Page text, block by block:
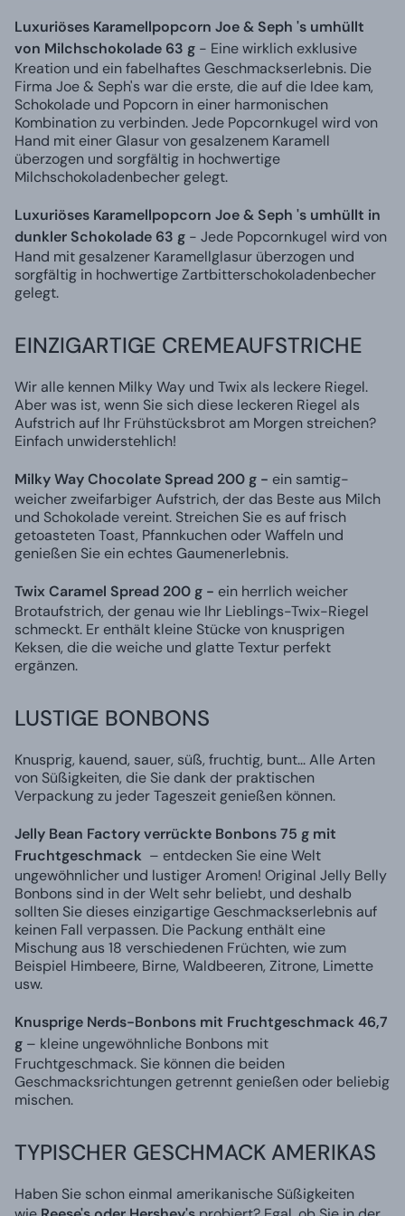
Luxuriöses Karamellpopcorn Joe & Seph 's umhüllt
von Milchschokolade 63 g - Eine wirklich exklusive
Kreation und ein fabelhaftes Geschmackserlebnis. Die
Firma Joe & Seph's war die erste, die auf die Idee kam,
Schokolade und Popcorn in einer harmonischen
Kombination zu verbinden. Jede Popcornkugel wird von
Hand mit einer Glasur von gesalzenem Karamell
überzogen und sorgfältig in hochwertige
Milchschokoladenbecher gelegt.
Luxuriöses Karamellpopcorn Joe & Seph 's umhüllt in
dunkler Schokolade 63 g - Jede Popcornkugel wird von
Hand mit gesalzener Karamellglasur überzogen und
sorgfältig in hochwertige Zartbitterschokoladenbecher
gelegt.
EINZIGARTIGE CREMEAUFSTRICHE
Wir alle kennen Milky Way und Twix als leckere Riegel.
Aber was ist, wenn Sie sich diese leckeren Riegel als
Aufstrich auf Ihr Frühstücksbrot am Morgen streichen?
Einfach unwiderstehlich!
Milky Way Chocolate Spread 200 g - ein samtig-
weicher zweifarbiger Aufstrich, der das Beste aus Milch
und Schokolade vereint. Streichen Sie es auf frisch
getoasteten Toast, Pfannkuchen oder Waffeln und
genießen Sie ein echtes Gaumenerlebnis.
Twix Caramel Spread 200 g - ein herrlich weicher
Brotaufstrich, der genau wie Ihr Lieblings-Twix-Riegel
schmeckt. Er enthält kleine Stücke von knusprigen
Keksen, die die weiche und glatte Textur perfekt
ergänzen.
LUSTIGE BONBONS
Knusprig, kauend, sauer, süß, fruchtig, bunt... Alle Arten
von Süßigkeiten, die Sie dank der praktischen
Verpackung zu jeder Tageszeit genießen können.
Jelly Bean Factory verrückte Bonbons 75 g mit
Fruchtgeschmack – entdecken Sie eine Welt
ungewöhnlicher und lustiger Aromen! Original Jelly Belly
Bonbons sind in der Welt sehr beliebt, und deshalb
sollten Sie dieses einzigartige Geschmackserlebnis auf
keinen Fall verpassen. Die Packung enthält eine
Mischung aus 18 verschiedenen Früchten, wie zum
Beispiel Himbeere, Birne, Waldbeeren, Zitrone, Limette
usw.
Knusprige Nerds-Bonbons mit Fruchtgeschmack 46,7
g – kleine ungewöhnliche Bonbons mit
Fruchtgeschmack. Sie können die beiden
Geschmacksrichtungen getrennt genießen oder beliebig
mischen.
TYPISCHER GESCHMACK AMERIKAS
Haben Sie schon einmal amerikanische Süßigkeiten